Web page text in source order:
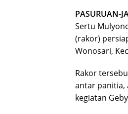
PASURUAN-
Sertu
(rakor)
Wonosari,
Rakor
antar panitia,
kegiatan